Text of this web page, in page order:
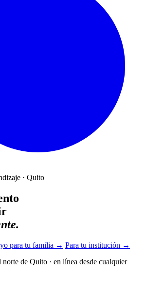
· Quito
para tu familia → Para tu institución →
norte de Quito · en línea desde cualquier